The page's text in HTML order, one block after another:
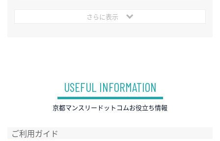
さらに表示
USEFUL INFORMATION
京都マンスリードットコムお役立ち情報
ご利用ガイド